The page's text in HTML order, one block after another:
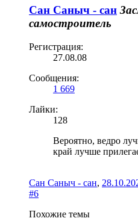
Сан Саныч - сан
самостроитель
Регистрация:
27.08.08
Сообщения:
1 669
Лайки:
128
Вероятно, ведро
край лучше
Сан Саныч - сан,
#6
Похожие темы